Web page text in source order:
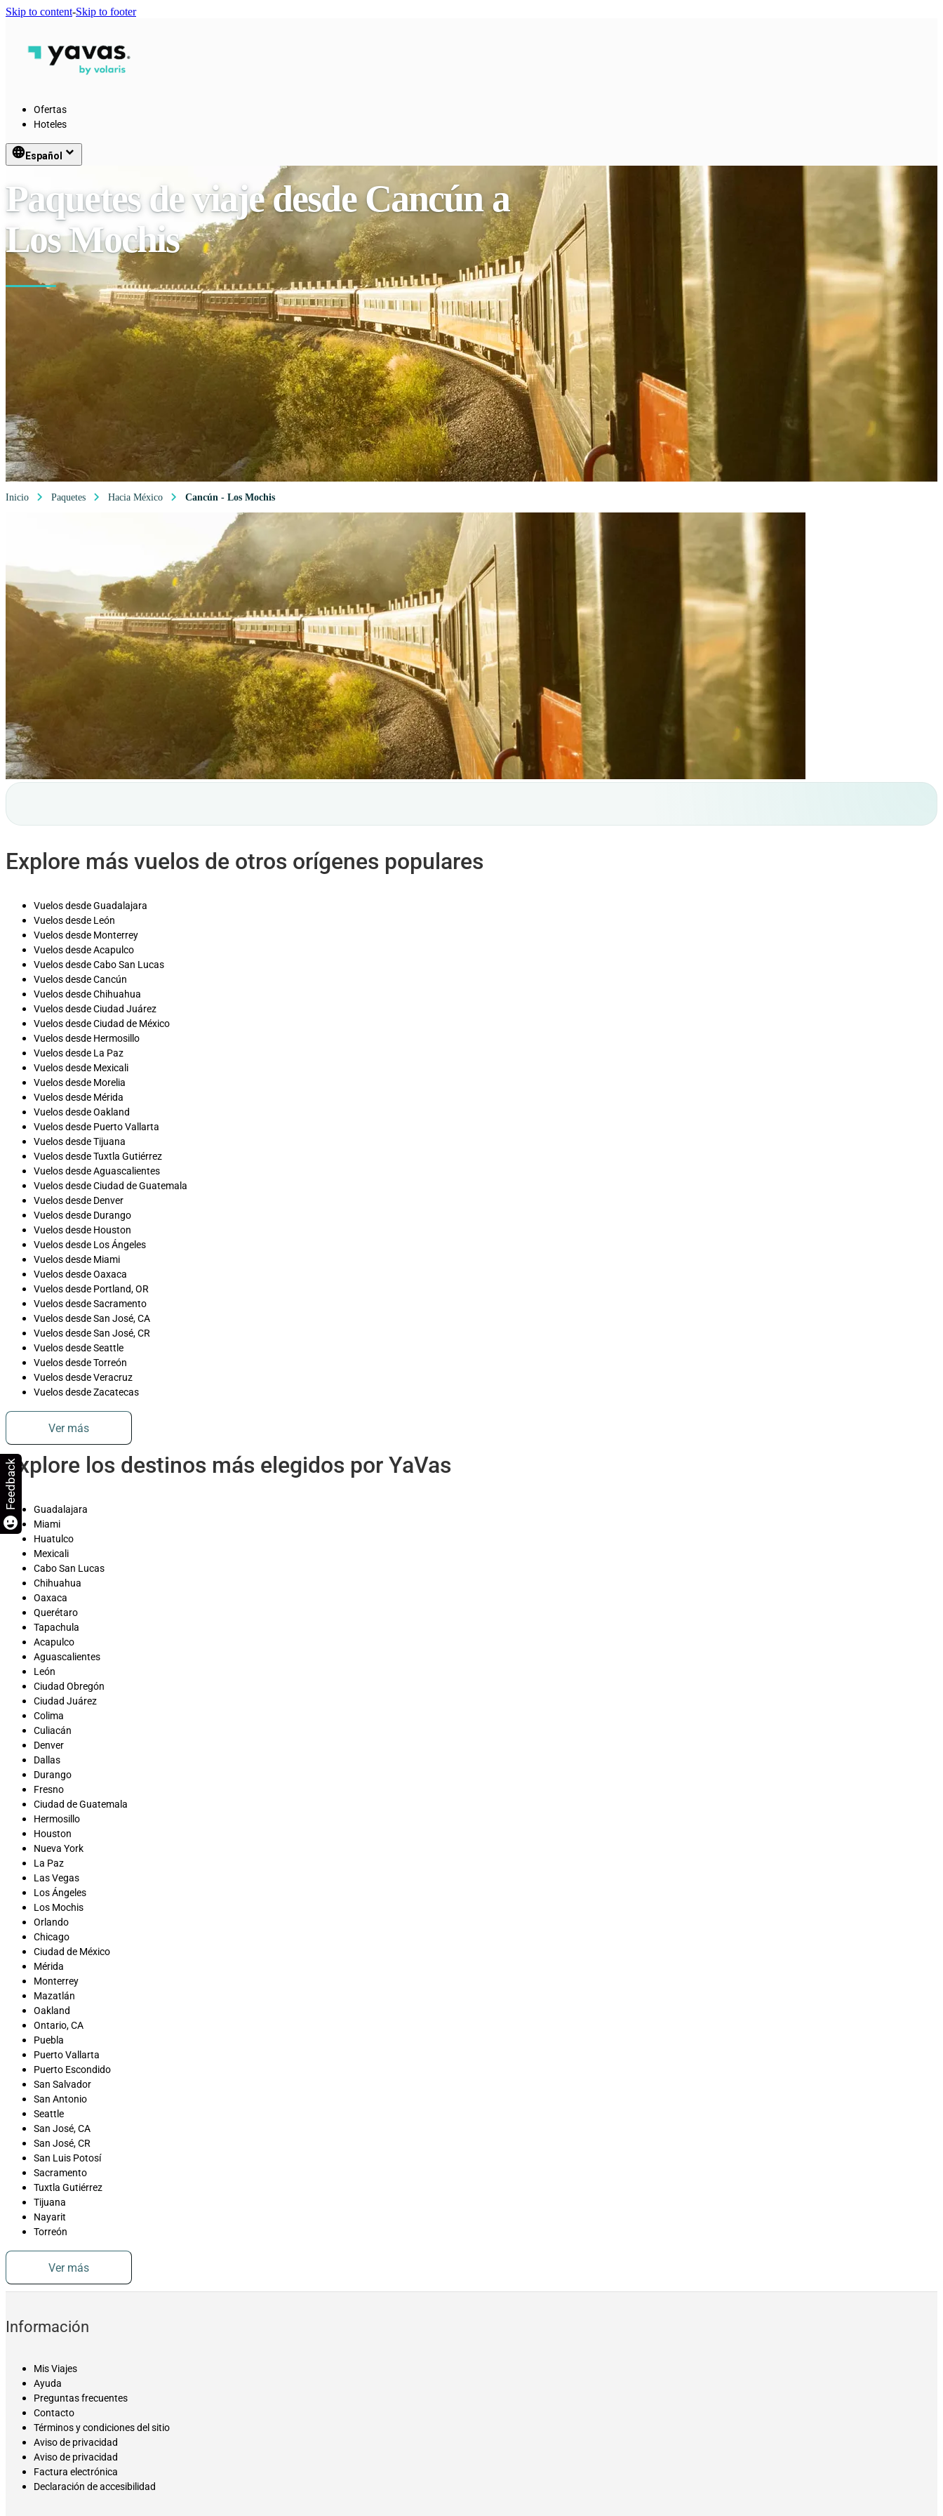
Skip to content-Skip to footer
Ofertas
Hoteles
languageEspañol keyboard_arrow_down
Paquetes de viaje desde Cancún a
Los Mochis
Inicio Paquetes Hacia México Cancún - Los Mochis
Explore más vuelos de otros orígenes populares
Vuelos desde Guadalajara
Vuelos desde León
Vuelos desde Monterrey
Vuelos desde Acapulco
Vuelos desde Cabo San Lucas
Vuelos desde Cancún
Vuelos desde Chihuahua
Vuelos desde Ciudad Juárez
Vuelos desde Ciudad de México
Vuelos desde Hermosillo
Vuelos desde La Paz
Vuelos desde Mexicali
Vuelos desde Morelia
Vuelos desde Mérida
Vuelos desde Oakland
Vuelos desde Puerto Vallarta
Vuelos desde Tijuana
Vuelos desde Tuxtla Gutiérrez
Vuelos desde Aguascalientes
Vuelos desde Ciudad de Guatemala
Vuelos desde Denver
Vuelos desde Durango
Vuelos desde Houston
Vuelos desde Los Ángeles
Vuelos desde Miami
Vuelos desde Oaxaca
Vuelos desde Portland, OR
Vuelos desde Sacramento
Vuelos desde San José, CA
Vuelos desde San José, CR
Vuelos desde Seattle
Vuelos desde Torreón
Vuelos desde Veracruz
Vuelos desde Zacatecas
Ver más
Explore los destinos más elegidos por YaVas
Guadalajara
Miami
Huatulco
Mexicali
Cabo San Lucas
Chihuahua
Oaxaca
Querétaro
Tapachula
Acapulco
Aguascalientes
León
Ciudad Obregón
Ciudad Juárez
Colima
Culiacán
Denver
Dallas
Durango
Fresno
Ciudad de Guatemala
Hermosillo
Houston
Nueva York
La Paz
Las Vegas
Los Ángeles
Los Mochis
Orlando
Chicago
Ciudad de México
Mérida
Monterrey
Mazatlán
Oakland
Ontario, CA
Puebla
Puerto Vallarta
Puerto Escondido
San Salvador
San Antonio
Seattle
San José, CA
San José, CR
San Luis Potosí
Sacramento
Tuxtla Gutiérrez
Tijuana
Nayarit
Torreón
Ver más
Información
Mis Viajes
Ayuda
Preguntas frecuentes
Contacto
Términos y condiciones del sitio
Aviso de privacidad
Aviso de privacidad
Factura electrónica
Declaración de accesibilidad
Feedback